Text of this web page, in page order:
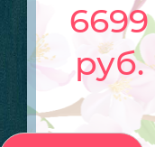
6699
руб.